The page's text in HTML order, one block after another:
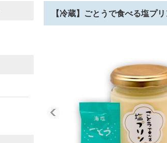
【冷蔵】ごとうで食べる塩プリ